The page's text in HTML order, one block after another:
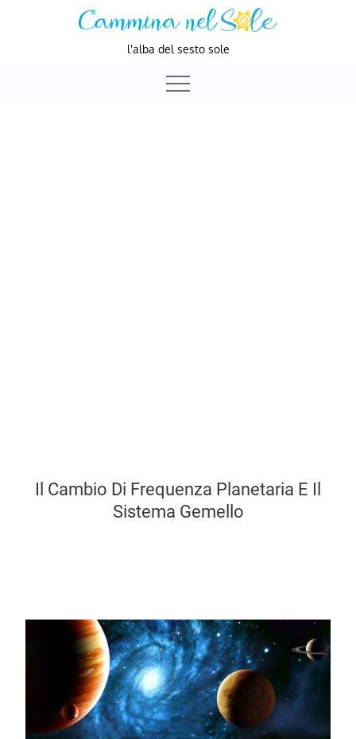
l'alba del sesto sole
Il Cambio Di Frequenza Planetaria E Il
Sistema Gemello